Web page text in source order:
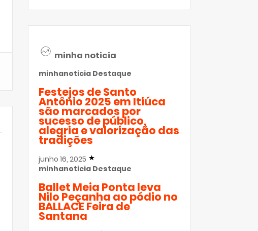
minha noticia
minhanoticia Destaque
Festejos de Santo
Antônio 2025 em Itiúca
são marcados por
sucesso de público,
alegria e valorização das
tradições
junho 16, 2025
minhanoticia Destaque
Ballet Meia Ponta leva
Nilo Peçanha ao pódio no
BALLACE Feira de
Santana